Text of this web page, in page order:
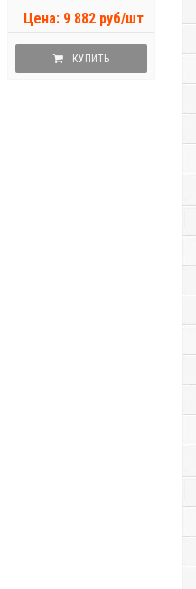
Цена: 9 882 руб/шт
КУПИТЬ